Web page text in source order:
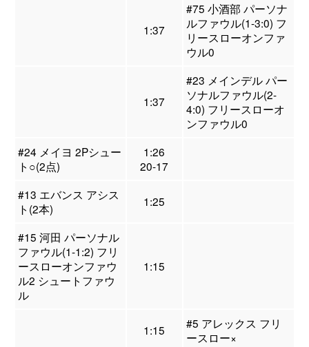
1:37
#75 小酒部 パーソナ
ルファウル(1-3:0) フ
リースローオンファ
ウル0
1:37
#23 メインデル パー
ソナルファウル(2-
4:0) フリースローオ
ンファウル0
#24 メイヨ 2Pシュー
ト○(2点)
1:26
20-17
#13 エバンス アシス
ト(2本)
1:25
#15 河田 パーソナル
ファウル(1-1:2) フリ
ースローオンファウ
ル2 シュートファウ
ル
1:15
1:15
#5 アレックス フリ
ースロー×